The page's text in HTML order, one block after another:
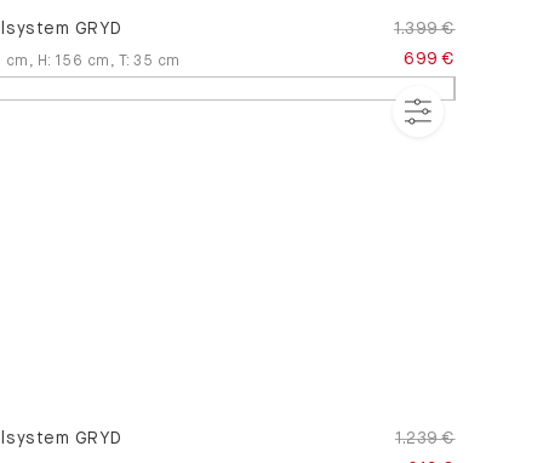
GRYD
1.399 €
699 €
cm , H : 156 cm , T:35 cm
GRYD
1.239 €